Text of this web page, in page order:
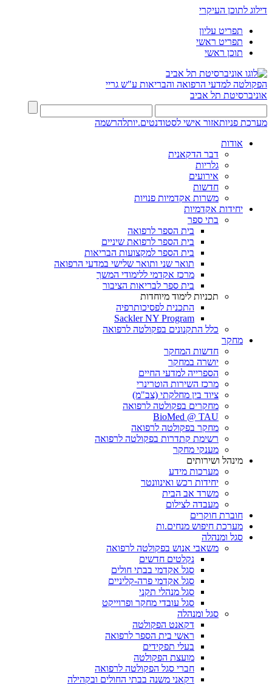
דילוג לתוכן העיקרי
תפריט עליון
תפריט ראשי
תוכן ראשי
הפקולטה למדעי הרפואה והבריאות ע"ש גריי
אוניברסיטת תל אביב
מערכת פניותאזור אישי לסטודנטים.יותלהרשמה
אודות
דבר הדקאנית
גלריות
אירועים
חדשות
משרות אקדמיות פנויות
יחידות אקדמיות
בתי ספר
בית הספר לרפואה
בית הספר לרפואת שיניים
בית הספר למקצועות הבריאות
תואר שני ותואר שלישי במדעי הרפואה
מרכז אקדמי ללימודי המשך
בית ספר לבריאות הציבור
תכניות לימוד מיוחדות
התכנית לפסיכותרפיה
Sackler NY Program
כלל התקנונים בפקולטה לרפואה
מחקר
חדשות המחקר
יושרה במחקר
הספרייה למדעי החיים
מרכז השירות הוטרינרי
ציוד בין מחלקתי (צב"מ)
מחקרים בפקולטה לרפואה
BioMed @ TAU
מחקר בפקולטה לרפואה
רשימת קתדרות בפקולטה לרפואה
מענקי מחקר
מינהל ושירותים
מערכות מידע
יחידות רכש ואינוונטר
משרד אב הבית
מעבדה לצילום
חוברת חוקרים
מערכת חיפוש מנחים.ות
סגל ומנהלה
משאבי אנוש בפקולטה לרפואה
נקלטים חדשים
סגל אקדמי בבתי חולים
סגל אקדמי פרה-קליניים
סגל מנהלי תקני
סגל עובדי מחקר ופרוייקט
סגל ומנהלה
דקאנט הפקולטה
ראשי בית הספר לרפואה
בעלי תפקידים
מועצת הפקולטה
חברי סגל הפקולטה לרפואה
דקאני משנה בבתי החולים ובקהילה